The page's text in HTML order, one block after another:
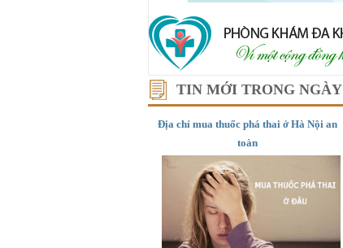
TIN MỚI TRONG NGÀY
Địa chỉ mua thuốc phá thai ở Hà Nội an
toàn